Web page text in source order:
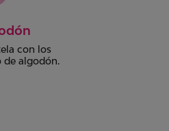
con los
de algodón.